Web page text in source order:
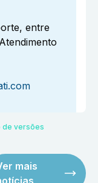
entre
de versões
mais